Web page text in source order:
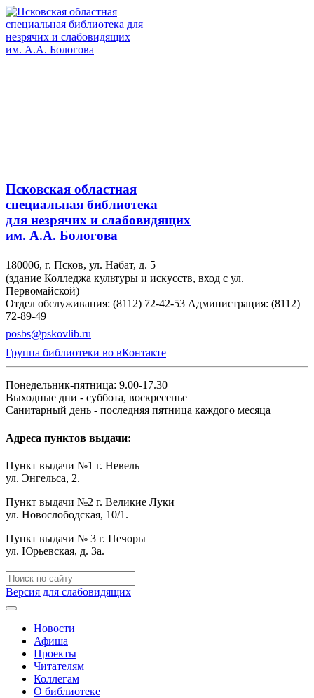
Псковская областная
специальная библиотека
для незрячих и слабовидящих
им. А.А. Бологова
180006, г. Псков, ул. Набат, д. 5
(здание Колледжа культуры и искусств, вход с ул.
Первомайской)
Отдел обслуживания: (8112) 72-42-53 Администрация: (8112)
72-89-49
posbs@pskovlib.ru
Группа библиотеки во вКонтакте
Понедельник-пятница: 9.00-17.30
Выходные дни - суббота, воскресенье
Санитарный день - последняя пятница каждого месяца
Адреса пунктов выдачи:
Пункт выдачи №1 г. Невель
ул. Энгельса, 2.
Пункт выдачи №2 г. Великие Луки
ул. Новослободская, 10/1.
Пункт выдачи № 3 г. Печоры
ул. Юрьевская, д. 3а.
Версия для слабовидящих
Новости
Афиша
Проекты
Читателям
Коллегам
О библиотеке